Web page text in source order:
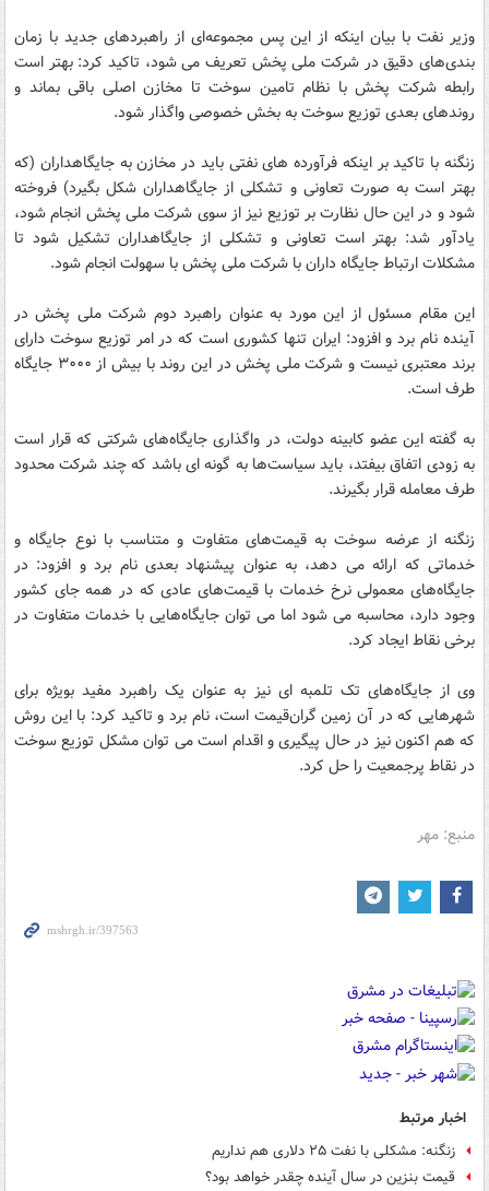
وزیر نفت با بیان اینکه از این پس مجموعه‌ای از راهبردهای جدید با زمان
بندی‌های دقیق در شرکت ملی پخش تعریف می شود، تاکید کرد: بهتر است
رابطه شرکت پخش با نظام تامین سوخت تا مخازن اصلی باقی بماند و
روندهای بعدی توزیع سوخت به بخش خصوصی واگذار شود.
زنگنه با تاکید بر اینکه فرآورده های نفتی باید در مخازن به جایگاهداران (که
بهتر است به صورت تعاونی و تشکلی از جایگاهداران شکل بگیرد) فروخته
شود و در این حال نظارت بر توزیع نیز از سوی شرکت ملی پخش انجام شود،
یادآور شد: بهتر است تعاونی و تشکلی از جایگاهداران تشکیل شود تا
مشکلات ارتباط جایگاه داران با شرکت ملی پخش با سهولت انجام شود.
این مقام مسئول از این مورد به عنوان راهبرد دوم شرکت ملی پخش در
آینده نام برد و افزود: ایران تنها کشوری است که در امر توزیع سوخت دارای
برند معتبری نیست و شرکت ملی پخش در این روند با بیش از ٣٠٠٠ جایگاه
طرف است.
به گفته این عضو کابینه دولت، در واگذاری جایگاه‌های شرکتی که قرار است
به زودی اتفاق بیفتد، باید سیاست‌ها به گونه ای باشد که چند شرکت محدود
طرف معامله قرار بگیرند.
زنگنه از عرضه سوخت به قیمت‌های متفاوت و متناسب با نوع جایگاه و
خدماتی که ارائه می دهد، به عنوان پیشنهاد بعدی نام برد و افزود: در
جایگاه‌های معمولی نرخ خدمات با قیمت‌های عادی که در همه جای کشور
وجود دارد، محاسبه می شود اما می توان جایگاه‌هایی با خدمات متفاوت در
برخی نقاط ایجاد کرد.
وی از جایگاه‌های تک تلمبه ای نیز به عنوان یک راهبرد مفید بویژه برای
شهرهایی که در آن زمین گران‌قیمت است، نام برد و تاکید کرد: با این روش
که هم اکنون نیز در حال پیگیری و اقدام است می توان مشکل توزیع سوخت
در نقاط پرجمعیت را حل کرد.
منبع: مهر
اخبار مرتبط
زنگنه: مشکلی با نفت ۲۵ دلاری هم نداریم
قیمت بنزین در سال آینده چقدر خواهد بود؟